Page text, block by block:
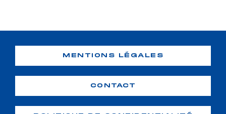
MENTIONS LÉGALES
CONTACT